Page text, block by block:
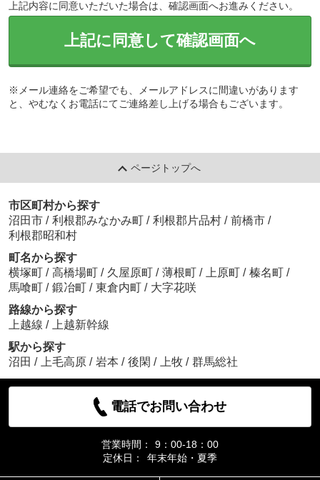
上記内容に同意いただいた場合は、確認画面へお進みください。
上記に同意して確認画面へ
※メール連絡をご希望でも、メールアドレスに間違いがあります
と、やむなくお電話にてご連絡差し上げる場合もございます。
ページトップへ
市区町村から探す
沼田市 / 利根郡みなかみ町 / 利根郡片品村 / 前橋市 /
利根郡昭和村
町名から探す
横塚町 / 高橋場町 / 久屋原町 / 薄根町 / 上原町 / 榛名町 /
馬喰町 / 鍛冶町 / 東倉内町 / 大字花咲
路線から探す
上越線 /
上越新幹線
駅から探す
沼田 / 上毛高原 / 岩本 / 後閑 / 上牧 / 群馬総社
電話でお問い合わせ
営業時間：
9：00-18：00
定休日：
年末年始・夏季